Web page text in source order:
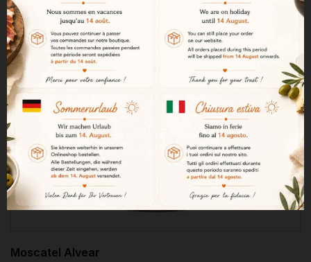
Moscatel Alvear